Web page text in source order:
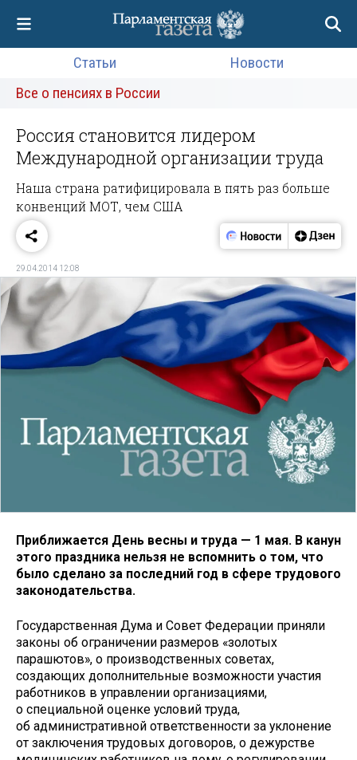
Статьи
Новости
Все о пенсиях в России
Россия становится лидером
Международной организации труда
Наша страна ратифицировала в пять раз больше
конвенций МОТ, чем США
29.04.2014 12:08
Приближается День весны и труда — 1 мая. В канун
этого праздника нельзя не вспомнить о том, что
было сделано за последний год в сфере трудового
законодательства.
Государственная Дума и Совет Федерации приняли
законы об ограничении размеров «золотых
парашютов», о производственных советах,
создающих дополнительные возможности участия
работников в управлении организациями,
о специальной оценке условий труда,
об административной ответственности за уклонение
от заключения трудовых договоров, о дежурстве